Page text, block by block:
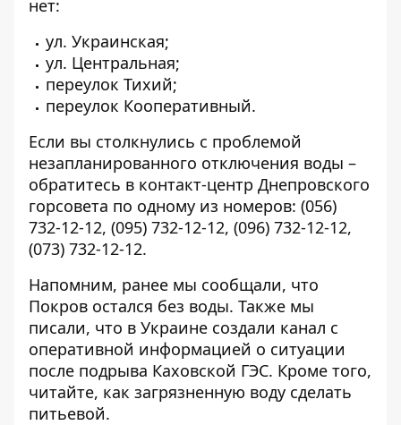
нет:
ул. Украинская;
ул. Центральная;
переулок Тихий;
переулок Кооперативный.
Если вы столкнулись с проблемой
незапланированного отключения воды –
обратитесь в контакт-центр Днепровского
горсовета по одному из номеров: (056)
732-12-12, (095) 732-12-12, (096) 732-12-12,
(073) 732-12-12.
Напомним, ранее мы сообщали, что
Покров остался без воды. Также мы
писали, что в Украине создали канал с
оперативной информацией о ситуации
после подрыва Каховской ГЭС. Кроме того,
читайте, как загрязненную воду сделать
питьевой.